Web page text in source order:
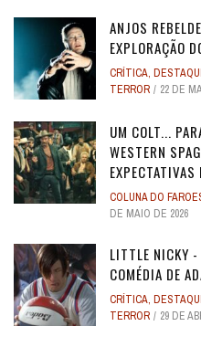
ANJOS
EXPLORAÇÃO
CRÍTICA,
TERROR
22 DE
UM COLT...
WESTERN
EXPECTATIVAS
COLUNA DO
DE MAIO DE 2026
LITTLE NICKY -
COMÉDIA DE
CRÍTICA,
TERROR
29 DE